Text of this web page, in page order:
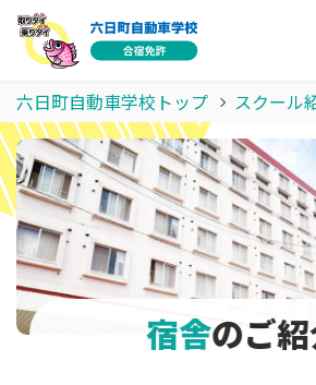
六日町自動車学校トップ スクール
宿舎のご